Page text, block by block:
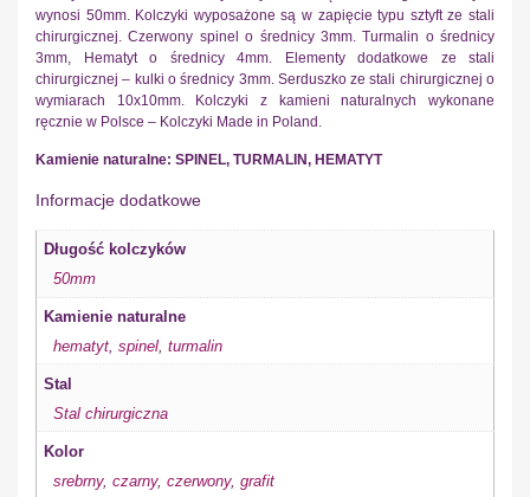
wynosi 50mm. Kolczyki wyposażone są w zapięcie typu sztyft ze stali
chirurgicznej. Czerwony spinel o średnicy 3mm. Turmalin o średnicy
3mm, Hematyt o średnicy 4mm. Elementy dodatkowe ze stali
chirurgicznej – kulki o średnicy 3mm. Serduszko ze stali chirurgicznej o
wymiarach 10x10mm. Kolczyki z kamieni naturalnych wykonane
ręcznie w Polsce – Kolczyki Made in Poland.
Kamienie naturalne: SPINEL, TURMALIN, HEMATYT
Informacje dodatkowe
Długość kolczyków
50mm
Kamienie naturalne
hematyt, spinel, turmalin
Stal
Stal chirurgiczna
Kolor
srebrny, czarny, czerwony, grafit